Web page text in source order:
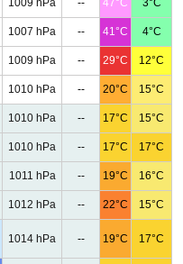
1009 hPa -- 47°C 3°C
1007 hPa -- 41°C 4°C
1009 hPa -- 29°C 12°C
1010 hPa -- 20°C 15°C
1010 hPa -- 17°C 15°C
1010 hPa -- 17°C 17°C
1011 hPa -- 19°C 16°C
1012 hPa -- 22°C 15°C
1014 hPa -- 19°C 17°C